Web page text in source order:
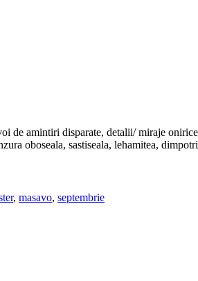
de amintiri disparate, detalii/ miraje
oboseala, sastiseala, lehamitea,
, masavo, septembrie